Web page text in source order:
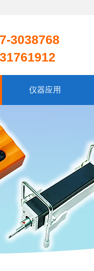
3038768
仪器应用